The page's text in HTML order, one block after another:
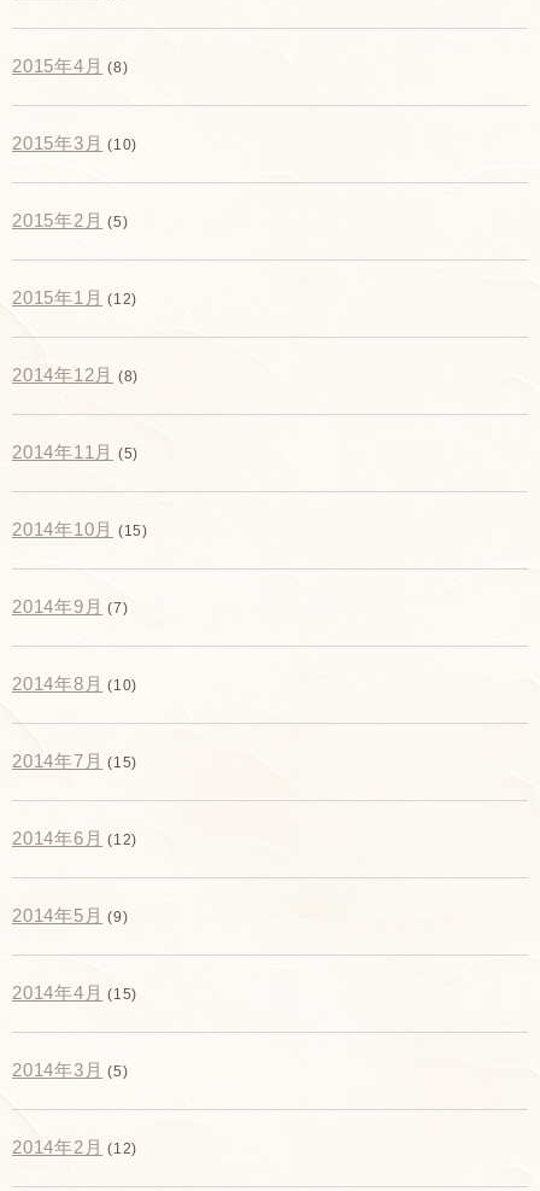
2015年4月 (8)
2015年3月 (10)
2015年2月 (5)
2015年1月 (12)
2014年12月 (8)
2014年11月 (5)
2014年10月 (15)
2014年9月 (7)
2014年8月 (10)
2014年7月 (15)
2014年6月 (12)
2014年5月 (9)
2014年4月 (15)
2014年3月 (5)
2014年2月 (12)